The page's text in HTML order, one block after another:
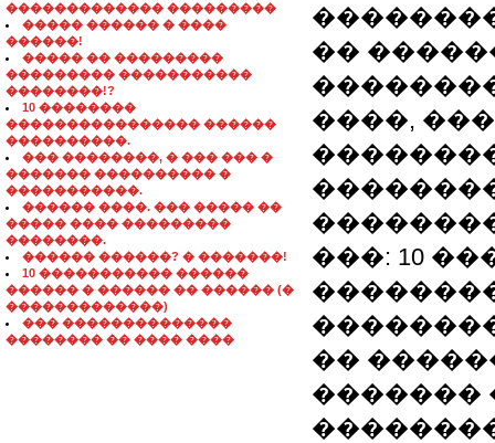
������������� ���������
����� ������ � ����
������!
����� �� ���������
��������� �����������
��������!?
10 ��������
���������������� ������
����������.
��� ��������, � ��� ��� �
������� ���������� �
�����������.
������ ����. ��� ����� ��
����� ���� ���������
��������.
������ ������? � �������!
10 ����������� ������
������ � ������ �� ������ (�
�������������)
��� ��������������
�������� �� ���� ����
��
����,
���: 10
��
�������